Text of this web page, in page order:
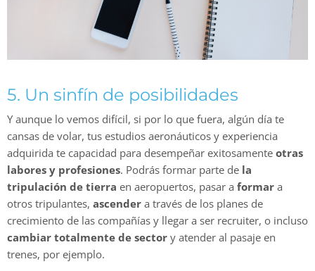
5. Un sinfín de posibilidades
Y aunque lo vemos difícil, si por lo que fuera, algún día te
cansas de volar, tus estudios aeronáuticos y experiencia
adquirida te capacidad para desempeñar exitosamente otras
labores y profesiones. Podrás formar parte de la
tripulación de tierra en aeropuertos, pasar a formar a
otros tripulantes, ascender a través de los planes de
crecimiento de las compañías y llegar a ser recruiter, o incluso
cambiar totalmente de sector y atender al pasaje en
trenes, por ejemplo.